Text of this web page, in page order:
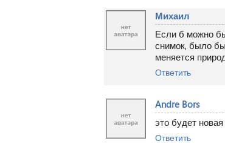
Михаил
Если б можно
снимок, было
меняется
Ответить
Andre Bors
это будет
Ответить